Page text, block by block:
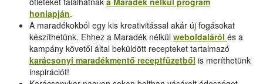
honlapján.
A maradékokból egy kis kreativitással akár új fogásokat
készíthetünk. Ehhez a Maradék nélkül weboldaláról és a
kampány követői által beküldött recepteket tartalmazó
karácsonyi maradékmentő receptfüzetből is meríthetünk
inspirációt!